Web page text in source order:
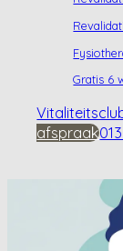
Gratis 6
afspraak
Kennisbank/